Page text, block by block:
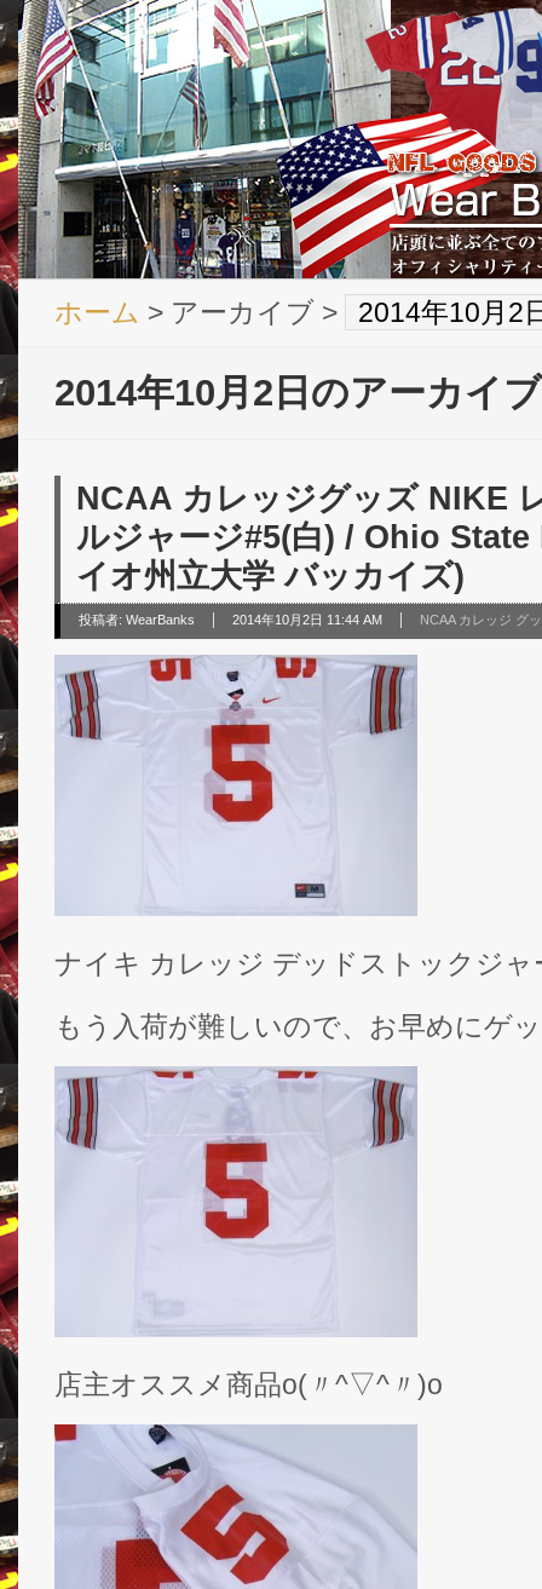
ホーム > アーカイブ > 2014年10月2
2014年10月2日のアーカイブ
NCAA カレッジグッズ NIKE
ルジャージ#5(白) / Ohio
イオ州立大学 バッカイズ)
投稿者: WearBanks 2014年10月2日 11:44 AM NCAA カレッジ グ
ナイキ カレッジ デッドストックジャ
もう入荷が難しいので、お早めにゲ
店主オススメ商品o(〃^▽^〃)o